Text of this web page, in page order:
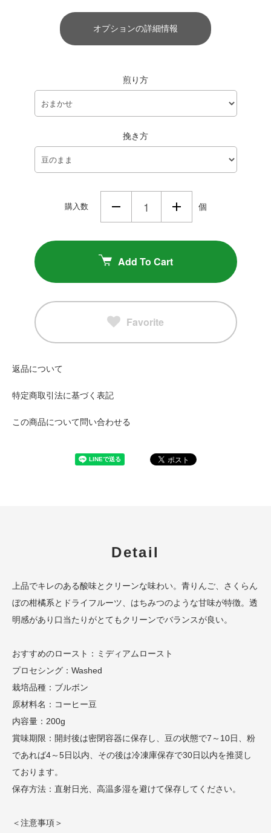
オプションの詳細情報
煎り方
挽き方
購入数 個
Add To Cart
Favorite
返品について
特定商取引法に基づく表記
この商品について問い合わせる
Detail
上品でキレのある酸味とクリーンな味わい。青りんご、さくらん
ぼの柑橘系とドライフルーツ、はちみつのような甘味が特徴。透
明感があり口当たりがとてもクリーンでバランスが良い。
おすすめのロースト：ミディアムロースト
プロセシング：Washed
栽培品種：ブルボン
原材料名：コーヒー豆
内容量：200g
賞味期限：開封後は密閉容器に保存し、豆の状態で7～10日、粉
であれば4～5日以内、その後は冷凍庫保存で30日以内を推奨し
ております。
保存方法：直射日光、高温多湿を避けて保存してください。
＜注意事項＞